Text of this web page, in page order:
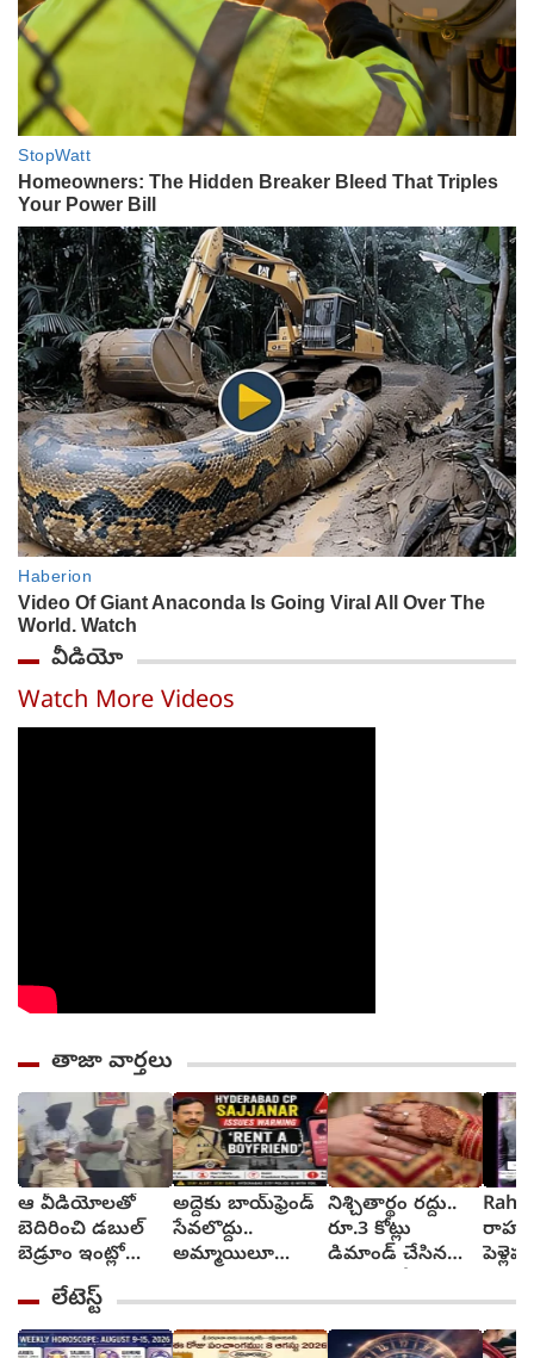
వీడియో
Watch More Videos
తాజా వార్తలు
ఆ వీడియోలతో
బెదిరించి డబుల్
బెడ్రూం ఇంట్లో
మహిళపై నలుగురు
సామూహిక
అత్యాచారం
అద్దెకు బాయ్‌ఫ్రెండ్
సేవలొద్దు..
అమ్మాయిలూ
జాగ్రత్త : సజ్జనార్
స్ట్రాంగ్ వార్నింగ్
నిశ్చితార్థం రద్దు..
రూ.3 కోట్లు
డిమాండ్ చేసిన
నమోదు
లేటెస్ట్